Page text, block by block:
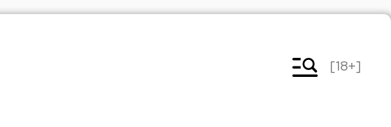
[18+]